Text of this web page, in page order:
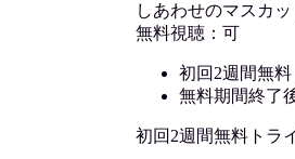
しあわせのマスカ
無料視聴：可
初回2週間無
無料期間終了
初回2週間無料トラ